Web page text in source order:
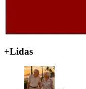
+Lidas